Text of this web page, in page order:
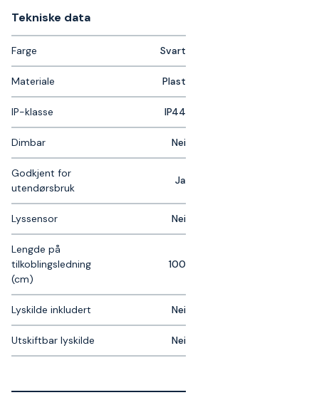
Tekniske data​
Farge Svart
Materiale Plast
IP-klasse IP44
Dimbar Nei
Godkjent for
utendørsbruk
Ja
Lyssensor Nei
Lengde på
tilkoblingsledning
(cm)
100
Lyskilde inkludert Nei
Utskiftbar lyskilde Nei